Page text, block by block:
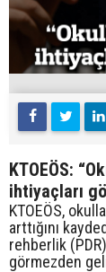
KTOEÖS:
ihtiyaçları
KTOEÖS,
arttığını
rehberlik
görmezden